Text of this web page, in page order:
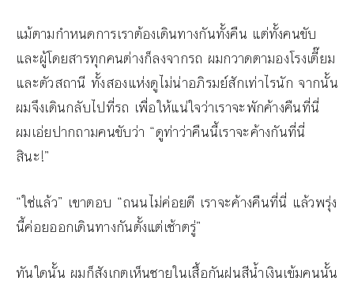
แม้ตามกำหนดการเราต้องเดินทางกันทั้งคืน แต่ทั้งคนขับ
และผู้โดยสารทุกคนต่างก็ลงจากรถ ผมกวาดตามองโรงเตี๊ยม
และตัวสถานี ทั้งสองแห่งดูไม่น่าอภิรมย์สักเท่าไรนัก จากนั้น
ผมจึงเดินกลับไปที่รถ เพื่อให้แน่ใจว่าเราจะพักค้างคืนที่นี่
ผมเอ่ยปากถามคนขับว่า “ดูท่าว่าคืนนี้เราจะค้างกันที่นี่
สินะ!”
“ใช่แล้ว” เขาตอบ “ถนนไม่ค่อยดี เราจะค้างคืนที่นี่ แล้วพรุ่ง
นี้ค่อยออกเดินทางกันตั้งแต่เช้าตรู่”
ทันใดนั้น ผมก็สังเกตเห็นชายในเสื้อกันฝนสีน้ำเงินเข้มคนนั้น